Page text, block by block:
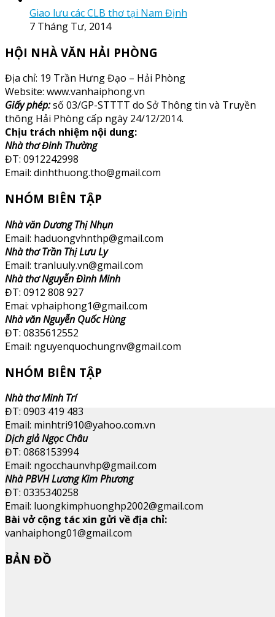
Giao lưu các CLB thơ tại Nam Định
7 Tháng Tư, 2014
HỘI NHÀ VĂN HẢI PHÒNG
Địa chỉ: 19 Trần Hưng Đạo – Hải Phòng
Website: www.vanhaiphong.vn
Giấy phép:số 03/GP-STTTT do Sở Thông tin và Truyền
thông Hải Phòng cấp ngày 24/12/2014.
Chịu trách nhiệm nội dung:
Nhà thơ Đinh Thường
ĐT: 0912242998
Email: dinhthuong.tho@gmail.com
NHÓM BIÊN TẬP
Nhà văn Dương Thị Nhụn
Email: haduongvhnthp@gmail.com
Nhà thơ Trần Thị Lưu Ly
Email: tranluuly.vn@gmail.com
Nhà thơ Nguyễn Đình Minh
ĐT: 0912 808 927
Emai: vphaiphong1@gmail.com
Nhà văn Nguyễn Quốc Hùng
ĐT: 0835612552
Email: nguyenquochungnv@gmail.com
NHÓM BIÊN TẬP
Nhà thơ Minh Trí
ĐT: 0903 419 483
Email: minhtri910@yahoo.com.vn
Dịch giả Ngọc Châu
ĐT: 0868153994
Email: ngocchaunvhp@gmail.com
Nhà PBVH Lương Kim Phương
ĐT: 0335340258
Email: luongkimphuonghp2002@gmail.com
Bài vở cộng tác xin gửi về địa chỉ:
vanhaiphong01@gmail.com
BẢN ĐỒ